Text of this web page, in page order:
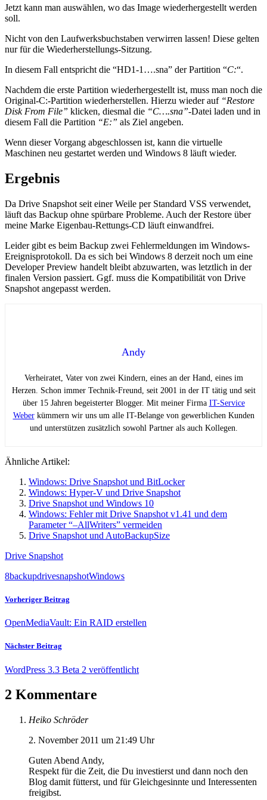
Jetzt kann man auswählen, wo das Image wiederhergestellt werden
soll.
Nicht von den Laufwerksbuchstaben verwirren lassen! Diese gelten
nur für die Wiederherstellungs-Sitzung.
In diesem Fall entspricht die “HD1-1….sna” der Partition “C:“.
Nachdem die erste Partition wiederhergestellt ist, muss man noch die
Original-C:-Partition wiederherstellen. Hierzu wieder auf “Restore
Disk From File” klicken, diesmal die “C….sna”-Datei laden und in
diesem Fall die Partition “E:” als Ziel angeben.
Wenn dieser Vorgang abgeschlossen ist, kann die virtuelle
Maschinen neu gestartet werden und Windows 8 läuft wieder.
Ergebnis
Da Drive Snapshot seit einer Weile per Standard VSS verwendet,
läuft das Backup ohne spürbare Probleme. Auch der Restore über
meine Marke Eigenbau-Rettungs-CD läuft einwandfrei.
Leider gibt es beim Backup zwei Fehlermeldungen im Windows-
Ereignisprotokoll. Da es sich bei Windows 8 derzeit noch um eine
Developer Preview handelt bleibt abzuwarten, was letztlich in der
finalen Version passiert. Ggf. muss die Kompatibilität von Drive
Snapshot angepasst werden.
Andy
Verheiratet, Vater von zwei Kindern, eines an der Hand, eines im
Herzen. Schon immer Technik-Freund, seit 2001 in der IT tätig und seit
über 15 Jahren begeisterter Blogger. Mit meiner Firma IT-Service
Weberkümmern wir uns um alle IT-Belange von gewerblichen Kunden
und unterstützen zusätzlich sowohl Partner als auch Kollegen.
Ähnliche Artikel:
Windows: Drive Snapshot und BitLocker
Windows: Hyper-V und Drive Snapshot
Drive Snapshot und Windows 10
Windows: Fehler mit Drive Snapshot v1.41 und dem
Parameter “–AllWriters” vermeiden
Drive Snapshot und AutoBackupSize
Drive Snapshot
8backupdrivesnapshotWindows
Vorheriger Beitrag
OpenMediaVault: Ein RAID erstellen
Nächster Beitrag
WordPress 3.3 Beta 2 veröffentlicht
2 Kommentare
Heiko Schröder
2. November 2011 um 21:49 Uhr
Guten Abend Andy,
Respekt für die Zeit, die Du investierst und dann noch den
Blog damit fütterst, und für Gleichgesinnte und Interessenten
freigibst.